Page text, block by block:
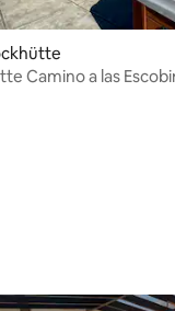
Camino a las